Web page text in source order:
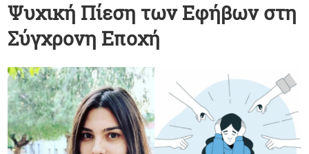
Ψυχική Πίεση των Εφήβων στη
Σύγχρονη Εποχή